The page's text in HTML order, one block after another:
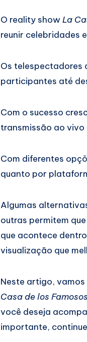
O reality show La
reunir celebridades
Os telespectadores
participantes até
Com o sucesso
transmissão ao
Com diferentes
quanto por
Algumas
outras permitem
que acontece
visualização que
Neste artigo,
Casa de los
você deseja
importante,